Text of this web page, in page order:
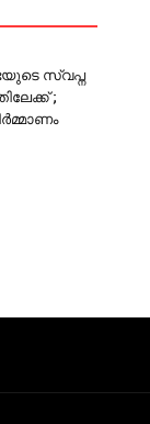
സ്വപ്ന
;